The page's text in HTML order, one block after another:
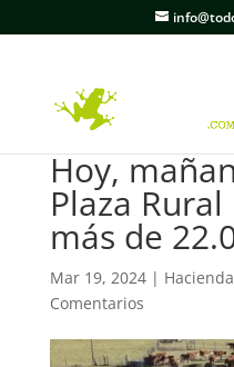
Hoy,
Plaza
más de
Mar 19, 2024| Hacienda
Comentarios